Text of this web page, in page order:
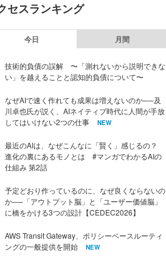
セスランキング
今日 月間
技術的負債の誤解 〜「測れないから説明できな
い」を越えることと認知的負債について〜
なぜAIで速く作れても成果は増えないのか──及
川卓也氏が説く、AIネイティブ時代に人間が手放
してはいけない2つの仕事
NEW
最近のAIは、なぜこんなに「賢く」感じるの？
進化の裏にあるモノとは #マンガでわかるAIの
仕組み 第2話
予定どおり作っているのに、なぜ良くならないの
か──「アウトプット脳」と「ユーザー価値脳」
に橋をかける3つの設計【CEDEC2026】
AWS Transit Gateway、ポリシーベースルーティ
ングの一般提供を開始
NEW